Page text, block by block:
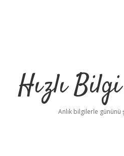
Hızlı
Anlık bilgilerle gününü